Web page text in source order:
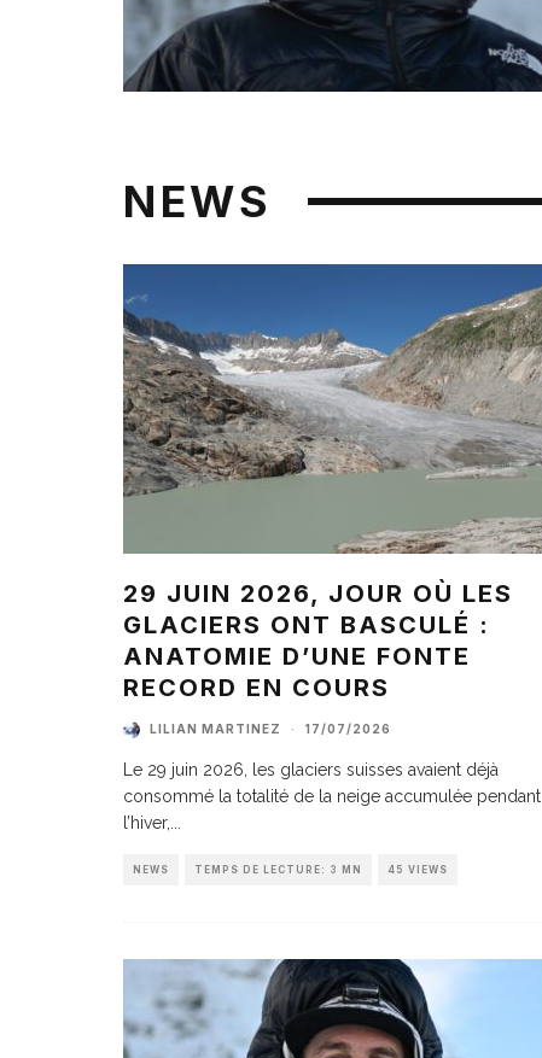
NEWS
29 JUIN 2026, JOUR OÙ LES
GLACIERS ONT BASCULÉ :
ANATOMIE D’UNE FONTE
RECORD EN COURS
LILIAN MARTINEZ · 17/07/2026
Le 29 juin 2026, les glaciers suisses avaient déjà
consommé la totalité de la neige accumulée pendant
l’hiver,
NEWS TEMPS DE LECTURE: 3 MN 45 VIEWS